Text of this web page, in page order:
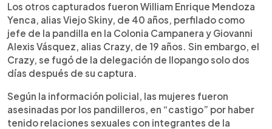
Los otros capturados fueron William Enrique Mendoza
Yenca, alias Viejo Skiny, de 40 años, perfilado como
jefe de la pandilla en la Colonia Campanera y Giovanni
Alexis Vásquez, alias Crazy, de 19 años. Sin embargo, el
Crazy, se fugó de la delegación de Ilopango solo dos
días después de su captura.
Según la información policial, las mujeres fueron
asesinadas por los pandilleros, en “castigo” por haber
tenido relaciones sexuales con integrantes de la